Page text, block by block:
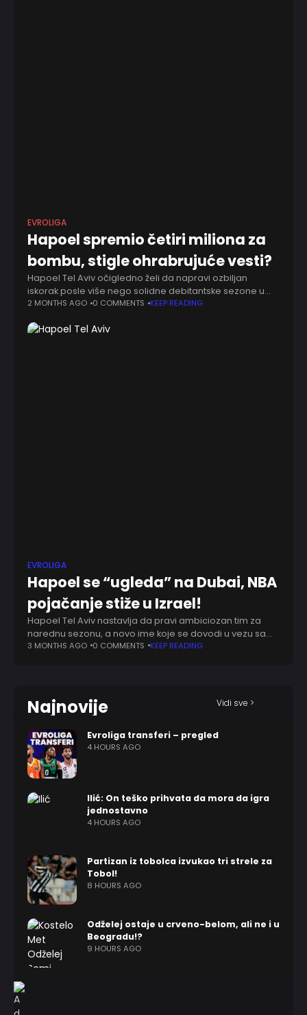
EVROLIGA
Hapoel spremio četiri miliona za
bombu, stigle ohrabrujuće vesti?
Hapoel Tel Aviv očigledno želi da napravi ozbiljan
iskorak posle više nego solidne debitantske sezone u
Evroligi. Izraelski klub je uspeo da stigne do plej-ofa, gde
2 MONTHS AGO 0 COMMENTS KEEP READING
EVROLIGA
Hapoel se “ugleda” na Dubai, NBA
pojačanje stiže u Izrael!
Hapoel Tel Aviv nastavlja da pravi ambiciozan tim za
narednu sezonu, a novo ime koje se dovodi u vezu sa
izraelskim klubom je Džejkob Topin, bivši košarkaš Njujork
3 MONTHS AGO 0 COMMENTS KEEP READING
Najnovije Vidi sve >
Evroliga transferi – pregled
4 HOURS AGO
Ilić: On teško prihvata da mora da igra
jednostavno
4 HOURS AGO
Partizan iz tobolca izvukao tri strele za
Tobol!
8 HOURS AGO
Odželej ostaje u crveno-belom, ali ne i u
Beogradu!?
9 HOURS AGO